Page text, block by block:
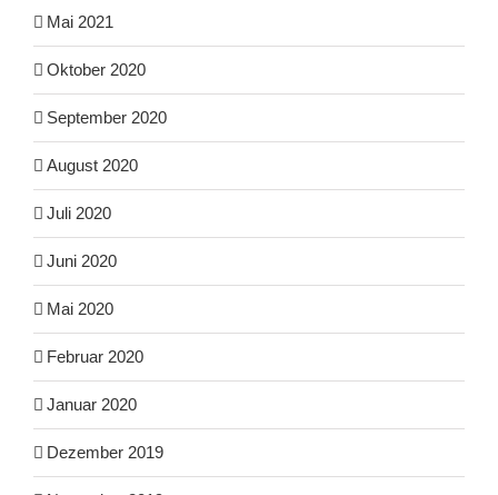
Mai 2021
Oktober 2020
September 2020
August 2020
Juli 2020
Juni 2020
Mai 2020
Februar 2020
Januar 2020
Dezember 2019